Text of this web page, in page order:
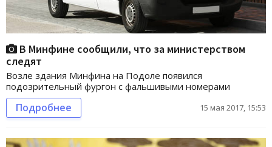
В Минфине сообщили, что за министерством
следят
Возле здания Минфина на Подоле появился
подозрительный фургон с фальшивыми номерами
Подробнее 15 мая 2017, 15:53